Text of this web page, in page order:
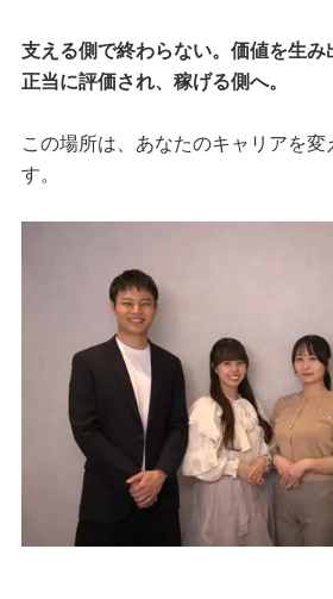
支える側で終わらない。価値を生み
正当に評価され、稼げる側へ。
この場所は、あなたのキャリアを変
す。